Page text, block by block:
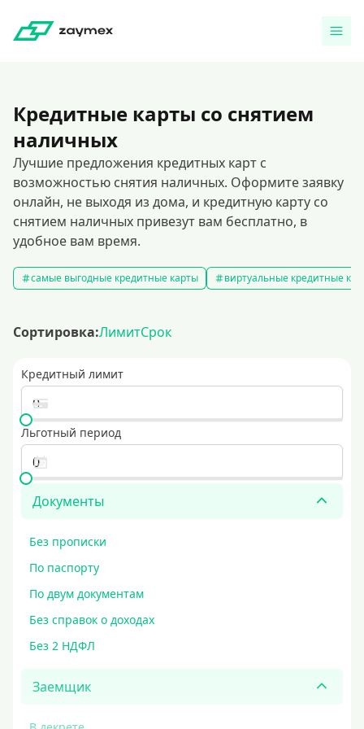
Кредитные карты со снятием
наличных
Лучшие предложения кредитных карт с
возможностью снятия наличных. Оформите заявку
онлайн, не выходя из дома, и кредитную карту со
снятием наличных привезут вам бесплатно, в
удобное вам время.
самые выгодные кредитные карты виртуальные кредитные
Сортировка:ЛимитСрок
Кредитный лимит
Льготный период
Документы
Без прописки
По паспорту
По двум документам
Без справок о доходах
Без 2 НДФЛ
Заемщик